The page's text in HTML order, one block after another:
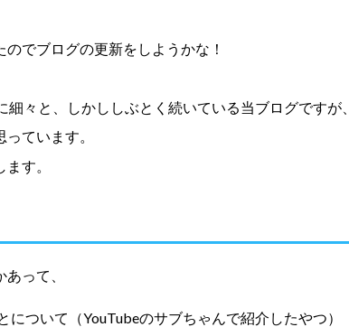
でブログの更新をしようかな！
々と、しかししぶとく続いている当ブログですが、
ています。
す。
って、
ついて（YouTubeのサブちゃんで紹介したやつ）